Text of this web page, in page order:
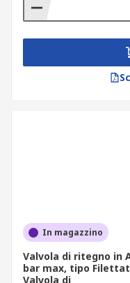
In magazzino
Valvola di ritegno in
bar max, tipo
Valvola di